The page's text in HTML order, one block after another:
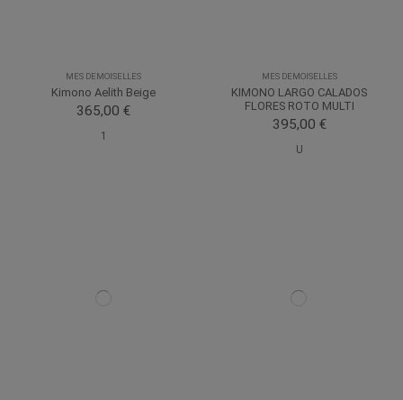
MES DEMOISELLES
Kimono Aelith Beige
365,00 €
1
MES DEMOISELLES
KIMONO LARGO CALADOS
FLORES ROTO MULTI
395,00 €
U